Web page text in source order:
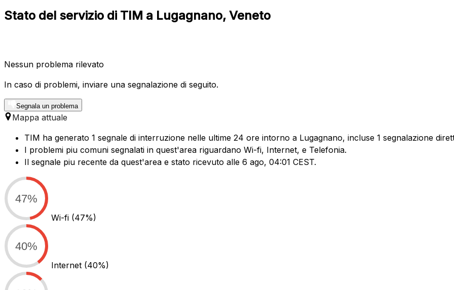
Stato del servizio di TIM a Lugagnano, Veneto
Nessun problema rilevato
In caso di problemi, inviare una segnalazione di seguito.
Segnala un problema
Mappa attuale
TIM ha generato 1 segnale di interruzione nelle ultime 24 ore intorno a Lugagnano, incluse 1 segnalazione
I problemi piu comuni segnalati in quest'area riguardano Wi-fi, Internet, e Telefonia.
Il segnale piu recente da quest'area e stato ricevuto alle 6 ago, 04:01 CEST.
47%
Wi-fi (47%)
40%
Internet (40%)